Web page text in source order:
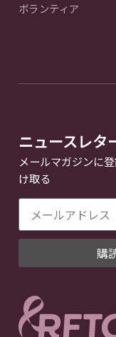
ボランティア
ニュースレタ
メールマガジンに
け取る
購